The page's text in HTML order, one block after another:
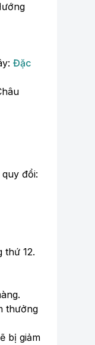
Đặc
đổi:
thứ 12.
thưởng
bị giảm